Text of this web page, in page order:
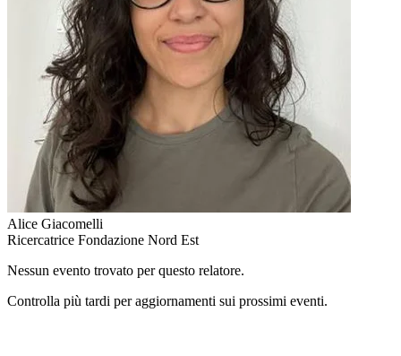
Alice Giacomelli
Ricercatrice Fondazione Nord Est
Nessun evento trovato per questo relatore.
Controlla più tardi per aggiornamenti sui prossimi eventi.